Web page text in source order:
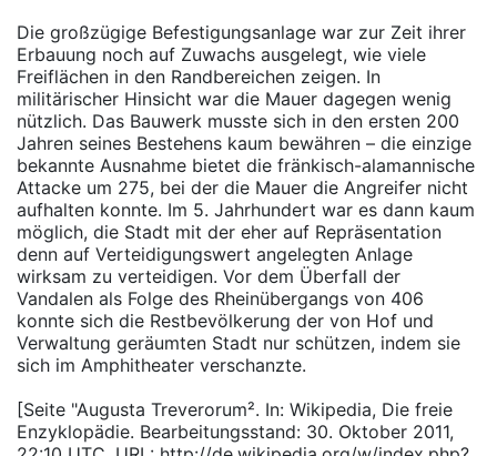
Die großzügige Befestigungsanlage war zur Zeit ihrer
Erbauung noch auf Zuwachs ausgelegt, wie viele
Freiflächen in den Randbereichen zeigen. In
militärischer Hinsicht war die Mauer dagegen wenig
nützlich. Das Bauwerk musste sich in den ersten 200
Jahren seines Bestehens kaum bewähren – die einzige
bekannte Ausnahme bietet die fränkisch-alamannische
Attacke um 275, bei der die Mauer die Angreifer nicht
aufhalten konnte. Im 5. Jahrhundert war es dann kaum
möglich, die Stadt mit der eher auf Repräsentation
denn auf Verteidigungswert angelegten Anlage
wirksam zu verteidigen. Vor dem Überfall der
Vandalen als Folge des Rheinübergangs von 406
konnte sich die Restbevölkerung der von Hof und
Verwaltung geräumten Stadt nur schützen, indem sie
sich im Amphitheater verschanzte.
[Seite "Augusta Treverorum². In: Wikipedia, Die freie
Enzyklopädie. Bearbeitungsstand: 30. Oktober 2011,